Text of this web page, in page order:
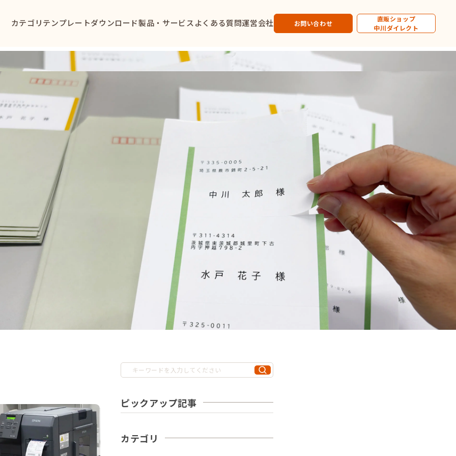
カテゴリテンプレートダウンロード製品・サービス よくある質問運営会社 お問い合わせ
直販ショップ
中川ダイレクト
ピックアップ記事
カテゴリ